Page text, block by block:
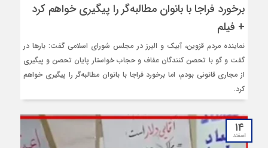
برخورد فراجا با بانوان مطالبه‌گر را پیگیری خواهم کرد
+ فیلم
نماینده مردم قزوین، آبیک و البرز در مجلس شورای اسلامی گفت: بارها در
گفت و گو با تحصن کنندگان عفاف و حجاب خواستار پایان تحصن و پیگیری
از مجاری قانونی بودم، اما برخورد فراجا با بانوان مطالبه‌گر را پیگیری خواهم
کرد.
۱۴
اسفند